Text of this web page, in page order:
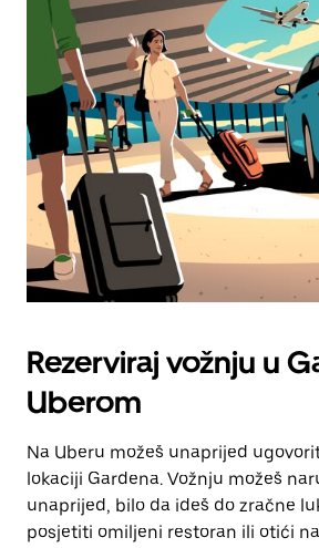
Rezerviraj vožnju u
Uberom
Na Uberu možeš unaprijed
lokaciji Gardena. Vožnju možeš
unaprijed, bilo da ideš do zračne
posjetiti omiljeni restoran ili otići